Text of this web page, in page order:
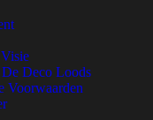
Deco Loods
Voorwaarden